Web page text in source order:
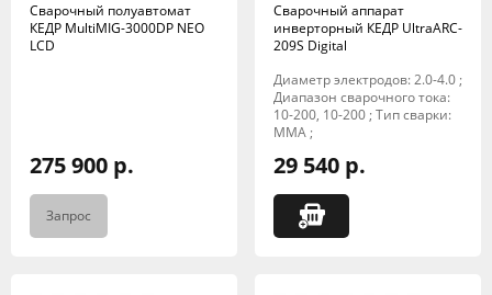
Сварочный полуавтомат
КЕДР MultiMIG-3000DP NEO
LCD
275 900 р.
Запрос
Сварочный аппарат
инверторный КЕДР UltraARC-
209S Digital
Диаметр электродов: 2.0-4.0 ;
Диапазон сварочного тока:
10-200, 10-200 ; Тип сварки:
MMA ;
29 540 р.